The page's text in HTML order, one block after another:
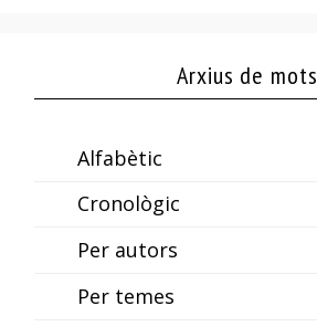
Arxius de mots
Alfabètic
Cronològic
Per autors
Per temes